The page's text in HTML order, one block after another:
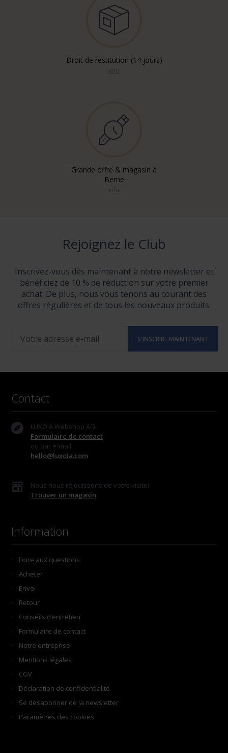
Droit de restitution (14 jours)
Grande offre & magasin à
Berne
Rejoignez le Club
Inscrivez-vous dès maintenant à notre newsletter et
bénéficiez de 10 % de réduction sur votre premier
achat. De plus, nous vous tenons au courant des
offres régulières et de tous les nouveaux produits.
Contact
LUXOIA Webshop AG
Formulaire de contact
ou par e-mail
hello@luxoia.com
Nous nous réjouissons de votre visite!
Trouver un magasin
Information
Foire aux questions
Acheter
Envoi
Retour
Conseils d’entretien
Formulaire de contact
Notre entreprise
Mentions légales
CGV
Déclaration de confidentialité
Se désabonner de la newsletter
Paramètres des cookies